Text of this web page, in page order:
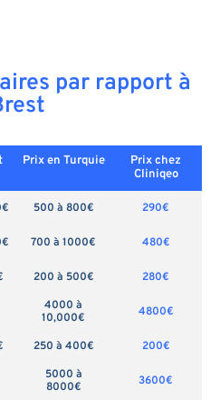
par rapport à
Prix en Turquie
Prix chez
Cliniqeo
500 à 800€
290€
700 à 1000€
480€
200 à 500€
280€
4000 à
10,000€
4800€
250 à 400€
200€
5000 à
8000€
3600€